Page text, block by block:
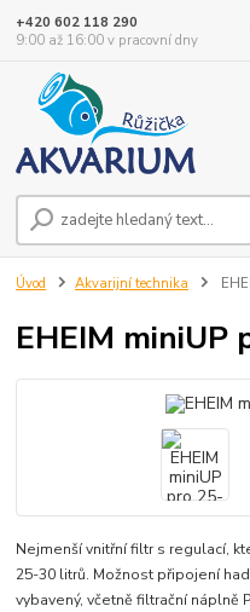
+420 602 118 290
9:00 až 16:00 v pracovní dny
Úvod Akvarijní technika
EHEIM
Nejmenší vnitřní filtr s regulací,
25-30 litrů. Možnost připojení
vybavený, včetně filtrační náplně